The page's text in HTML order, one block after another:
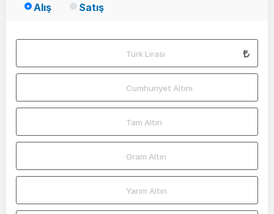
Alış Satış
Türk Lirası
Cumhuriyet Altını
Tam Altın
Gram Altın
Yarım Altın